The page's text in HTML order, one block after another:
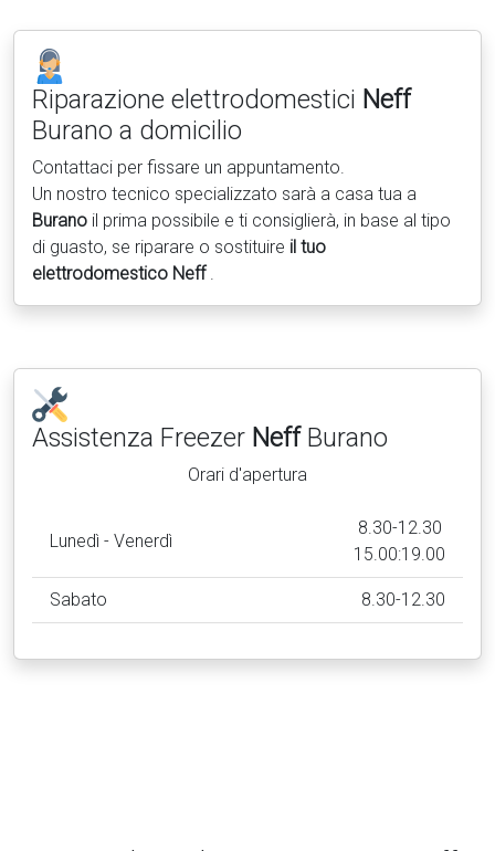
Riparazione elettrodomestici Neff
Burano a domicilio
Contattaci per fissare un appuntamento.
Un nostro tecnico specializzato sarà a casa tua a
Burano il prima possibile e ti consiglierà, in base al tipo
di guasto, se riparare o sostituire il tuo
elettrodomestico Neff .
Assistenza Freezer Neff Burano
Orari d'apertura
Lunedì - Venerdì
8.30-12.30
15.00:19.00
Sabato 8.30-12.30